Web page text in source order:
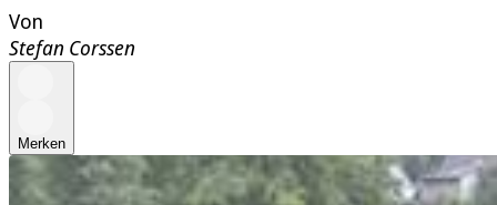
Von
Stefan Corssen
Merken